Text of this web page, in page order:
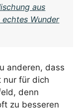
aus
Wunder
anderen, dass
nur für dich
denn
zu besseren